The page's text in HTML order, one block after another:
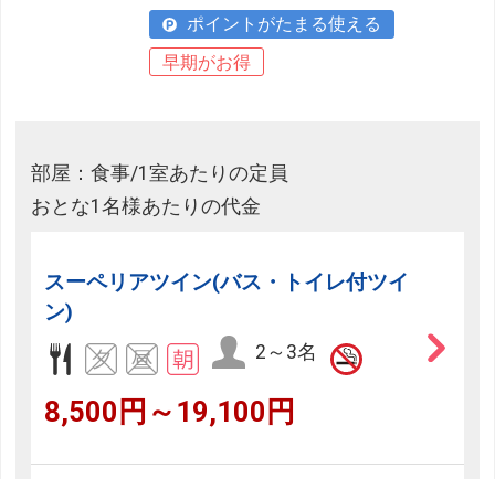
ポイントがたまる使える
早期がお得
部屋：食事/1室あたりの定員
おとな1名様あたりの代金
スーペリアツイン(バス・トイレ付ツイ
ン)
2～3名
8,500円～19,100円